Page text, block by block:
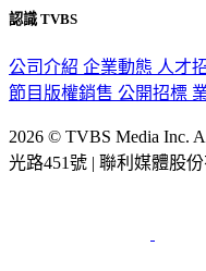
認識 TVBS
公司介紹 企業動態 人才
節目版權銷售 公開招標
2026 © TVBS Media Inc.
光路451號 | 聯利媒體股